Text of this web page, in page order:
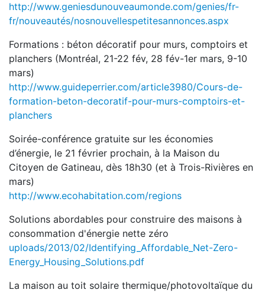
http://www.geniesdunouveaumonde.com/genies/fr-
fr/nouveautés/nosnouvellespetitesannonces.aspx
Formations : béton décoratif pour murs, comptoirs et
planchers (Montréal, 21-22 fév, 28 fév-1er mars, 9-10
mars)
http://www.guideperrier.com/article3980/Cours-de-
formation-beton-decoratif-pour-murs-comptoirs-et-
planchers
Soirée-conférence gratuite sur les économies
d’énergie, le 21 février prochain, à la Maison du
Citoyen de Gatineau, dès 18h30 (et à Trois-Rivières en
mars)
http://www.ecohabitation.com/regions
Solutions abordables pour construire des maisons à
consommation d'énergie nette zéro
uploads/2013/02/Identifying_Affordable_Net-Zero-
Energy_Housing_Solutions.pdf
La maison au toit solaire thermique/photovoltaïque du